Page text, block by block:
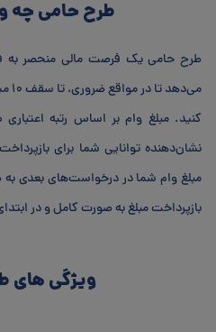
طرح حامی چه
طرح حامی یک فرصت مالی منحصر به
کنید. مبلغ وام بر اساس رتبه
نشان‌دهنده توانایی شما برای
مبلغ وام شما در درخواست‌های بعدی
بازپرداخت مبلغ به صورت کامل و در
ویژگی های